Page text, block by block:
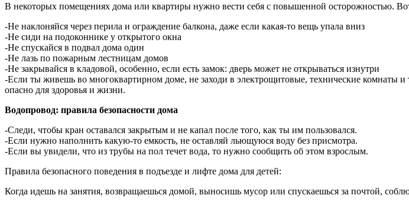
В некоторых помещениях дома или квартиры нужно вести себя с повышенной осторожностью.
-Не наклоняйся через перила и ограждение балкона, даже если какая-то вещь упала вниз
-Не сиди на подоконнике у открытого окна
-Не спускайся в подвал дома один
-Не лазь по пожарным лестницам домов
-Не закрывайся в кладовой, особенно, если есть замок: дверь может не открываться изнутри
-Если ты живешь во многоквартирном доме, не заходи в электрощитовые, технические комнаты
опасно для здоровья и жизни.
Водопровод: правила безопасности дома
-Следи, чтобы кран оставался закрытым и не капал после того, как ты им пользовался.
-Если нужно наполнить какую-то емкость, не оставляй льющуюся воду без присмотра.
-Если вы увидели, что из трубы на пол течет вода, то нужно сообщить об этом взрослым.
Правила безопасного поведения в подъезде и лифте дома для детей:
Когда идешь на занятия, возвращаешься домой, выносишь мусор или спускаешься за почтой,